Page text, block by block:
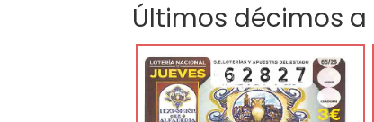
Últimos décimos